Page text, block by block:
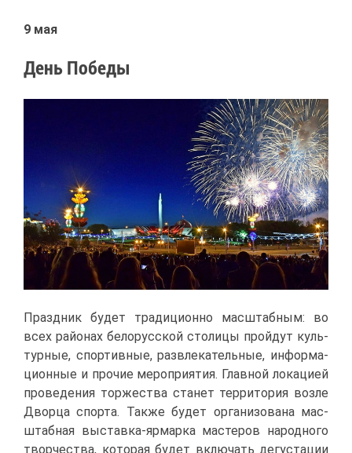
9 мая
День По­бе­ды
Празд­ник бу­дет тра­ди­ци­он­но мас­штаб­ным: во
всех рай­о­нах бе­ло­рус­ской сто­ли­цы прой­дут куль­
тур­ные, спор­тив­ные, раз­вле­ка­тель­ные, ин­фор­ма­
ци­он­ные и про­чие ме­ро­при­я­тия. Глав­ной ло­ка­ци­ей
про­ве­де­ния тор­же­ства ста­нет тер­ри­то­рия воз­ле
Двор­ца спор­та. Та­к­же бу­дет ор­га­ни­зо­ва­на мас­
штаб­ная вы­став­ка-яр­мар­ка ма­сте­ров на­род­но­го
твор­че­ства, ко­то­рая бу­дет вклю­чать де­гу­ста­ции